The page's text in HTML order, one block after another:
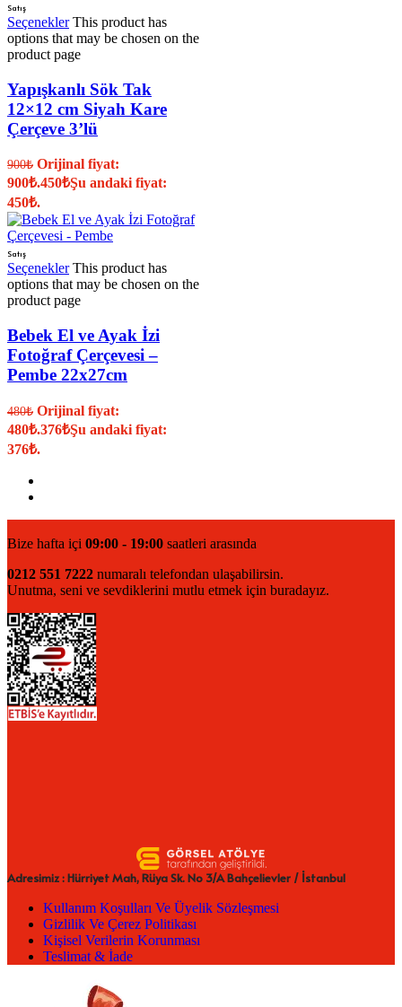
Satış
Seçenekler This product has
options that may be chosen on the
product page
Yapışkanlı Sök Tak
12×12 cm Siyah Kare
Çerçeve 3’lü
900₺ Orijinal fiyat:
900₺.450₺Şu andaki fiyat:
450₺.
Satış
Seçenekler This product has
options that may be chosen on the
product page
Bebek El ve Ayak İzi
Fotoğraf Çerçevesi –
Pembe 22x27cm
480₺ Orijinal fiyat:
480₺.376₺Şu andaki fiyat:
376₺.
Bize hafta içi 09:00 - 19:00 saatleri arasında
0212 551 7222 numaralı telefondan ulaşabilirsin.
Unutma, seni ve sevdiklerini mutlu etmek için buradayız.
Adresimiz : Hürriyet Mah, Rüya Sk. No 3/A Bahçelievler / İstanbul
Kullanım Koşulları Ve Üyelik Sözleşmesi
Gizlilik Ve Çerez Politikası
Kişisel Verilerin Korunması
Teslimat & İade